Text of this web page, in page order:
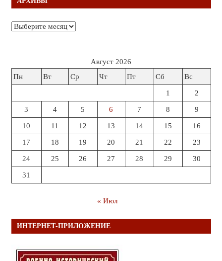
Архивы
Август 2026
Пн
Вт Ср Чт Пт Сб Вс
1 2
3 4 5 6 7 8 9
10 11 12 13 14 15 16
17 18 19 20 21 22 23
24 25 26 27 28 29 30
31
« Июл
ИНТЕРНЕТ-ПРИЛОЖЕНИЕ